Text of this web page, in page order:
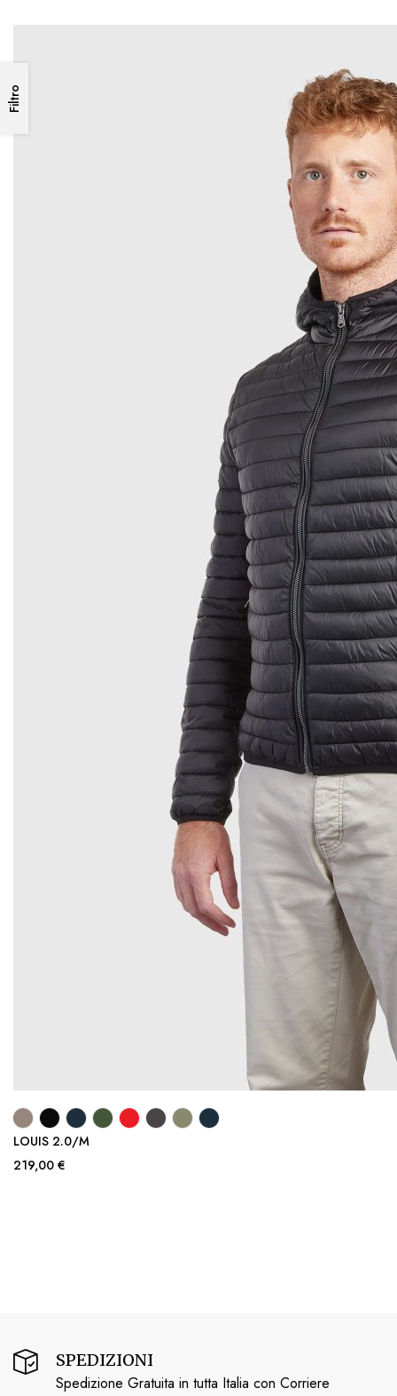
Filtro
LOUIS 2.0/M
219,00 €
SPEDIZIONI
Spedizione Gratuita in tutta Italia con Corriere